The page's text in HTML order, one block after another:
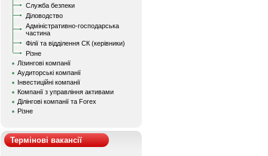
Служба безпеки
Діловодство
Адміністративно-господарська
частина
Філії та відділення СК (керівники)
Різне
Лізингові компанії
Аудиторські компанії
Інвестиційні компанії
Компанії з управління активами
Ділінгові компанії та Forex
Різне
Термінові вакансії